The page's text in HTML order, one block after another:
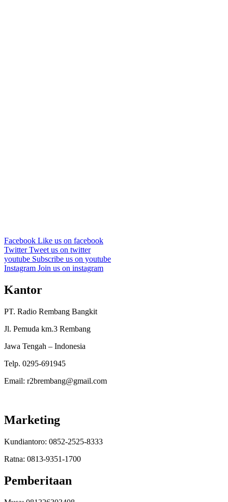
Facebook Like us on facebook
TwitterTweet us on twitter
youtube Subscribe us on youtube
Instagram Join us on instagram
Kantor
PT. Radio Rembang Bangkit
Jl. Pemuda km.3 Rembang
Jawa Tengah – Indonesia
Telp. 0295-691945
Email: r2brembang@gmail.com
Marketing
Kundiantoro: 0852-2525-8333
Ratna: 0813-9351-1700
Pemberitaan